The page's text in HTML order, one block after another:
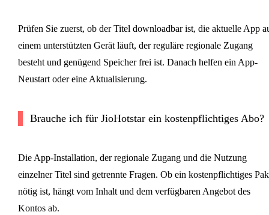
Prüfen Sie zuerst, ob der Titel downloadbar ist, die aktuelle App
einem unterstützten Gerät läuft, der reguläre regionale Zugang
besteht und genügend Speicher frei ist. Danach helfen ein App-
Neustart oder eine Aktualisierung.
Brauche ich für JioHotstar ein kostenpflichtiges Abo?
Die App-Installation, der regionale Zugang und die Nutzung
einzelner Titel sind getrennte Fragen. Ob ein kostenpflichtiges
nötig ist, hängt vom Inhalt und dem verfügbaren Angebot des
Kontos ab.